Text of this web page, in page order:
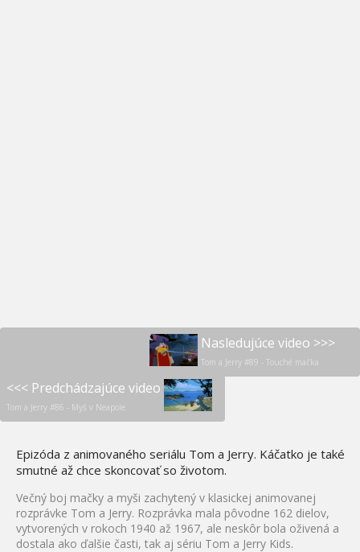
Nasledujúce video >>>
Tom a Jerry #89 - Touché mačka
<<< Predchádzajúce video
Tom a Jerry #86 - Myš v Neapole
Epizóda z animovaného seriálu Tom a Jerry. Káčatko je také
smutné až chce skoncovať so životom.
Večný boj mačky a myši zachytený v klasickej animovanej
rozprávke Tom a Jerry. Rozprávka mala pôvodne 162 dielov,
vytvorených v rokoch 1940 až 1967, ale neskôr bola oživená a
dostala ako ďalšie časti, tak aj sériu Tom a Jerry Kids.